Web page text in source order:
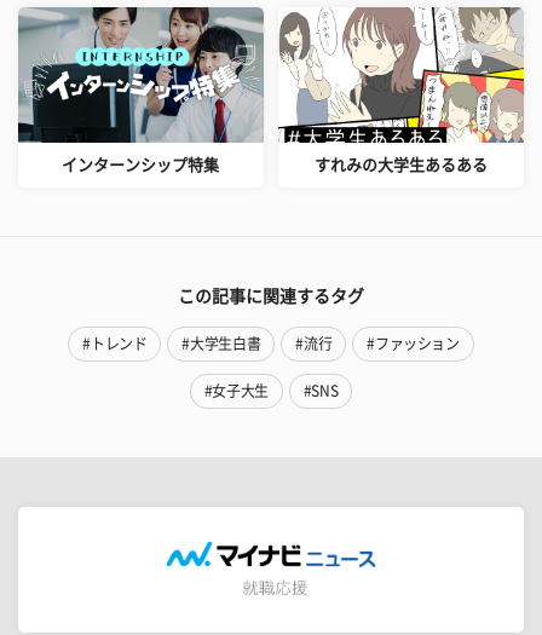
インターンシップ特集 すれみの大学生あるある
この記事に関連するタグ
#トレンド #大学生白書 #流行 #ファッション
#女子大生 #SNS